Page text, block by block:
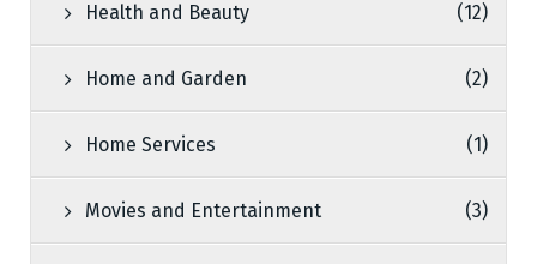
Health and Beauty (12)
Home and Garden (2)
Home Services (1)
Movies and Entertainment (3)